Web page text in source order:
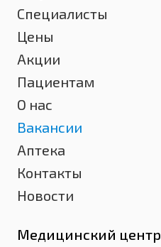
Специалисты
Цены
Акции
Пациентам
О нас
Вакансии
Аптека
Контакты
Новости
Медицинский центр